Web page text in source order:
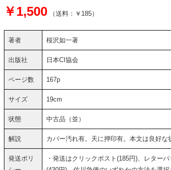
￥1,500 （送料：￥185）
著者 桜沢如一著
出版社 日本CI協会
ページ数 167p
サイズ 19cm
状態 中古品（並）
解説 カバー汚れ有。天に押印有。本文は良好な
発送ポリ
・発送はクリックポスト(185円)、レターパ